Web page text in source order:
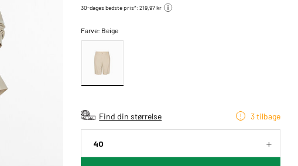
30-dages bedste pris*: 219,97 kr
Farve: Beige
Find din størrelse 3 tilbage
40